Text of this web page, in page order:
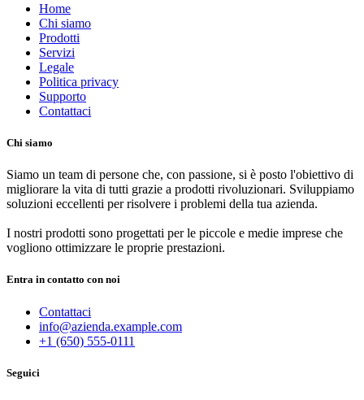
Home
Chi siamo
Prodotti
Servizi
Legale
Politica privacy
Supporto
Contattaci
Chi siamo
Siamo un team di persone che, con passione, si è posto l'obiettivo di
migliorare la vita di tutti grazie a prodotti rivoluzionari. Sviluppiamo
soluzioni eccellenti per risolvere i problemi della tua azienda.
I nostri prodotti sono progettati per le piccole e medie imprese che
vogliono ottimizzare le proprie prestazioni.
Entra in contatto con noi
Contattaci
info@azienda.example.com
+1 (650) 555-0111
Seguici